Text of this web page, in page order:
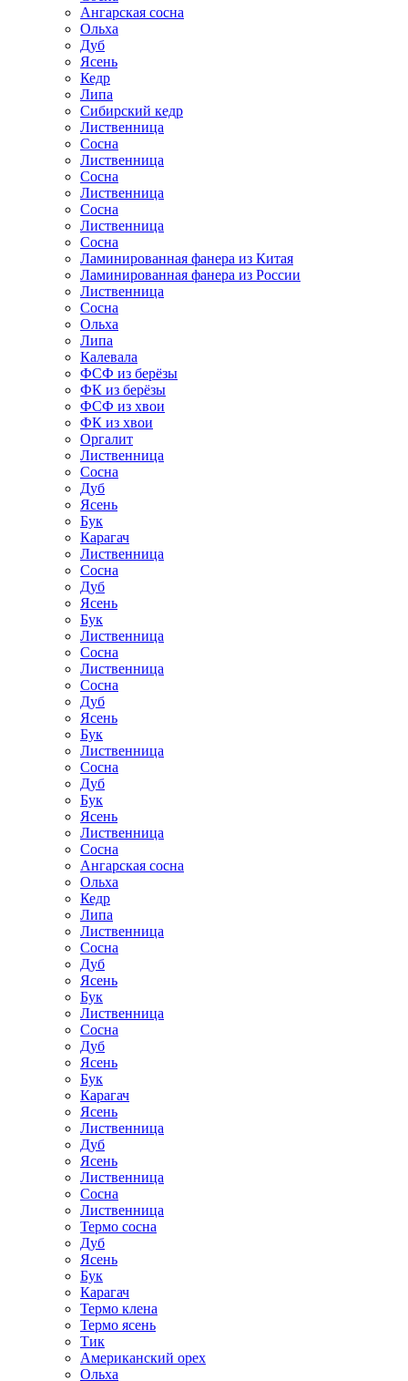
Ангарская сосна
Ольха
Дуб
Ясень
Кедр
Липа
Сибирский кедр
Лиственница
Сосна
Лиственница
Сосна
Лиственница
Сосна
Лиственница
Сосна
Ламинированная фанера из Китая
Ламинированная фанера из России
Лиственница
Сосна
Ольха
Липа
Калевала
ФСФ из берёзы
ФК из берёзы
ФСФ из хвои
ФК из хвои
Оргалит
Лиственница
Сосна
Дуб
Ясень
Бук
Карагач
Лиственница
Сосна
Дуб
Ясень
Бук
Лиственница
Сосна
Лиственница
Сосна
Дуб
Ясень
Бук
Лиственница
Сосна
Дуб
Бук
Ясень
Лиственница
Сосна
Ангарская сосна
Ольха
Кедр
Липа
Лиственница
Сосна
Дуб
Ясень
Бук
Лиственница
Сосна
Дуб
Ясень
Бук
Карагач
Ясень
Лиственница
Дуб
Ясень
Лиственница
Сосна
Лиственница
Термо сосна
Дуб
Ясень
Бук
Карагач
Термо клена
Термо ясень
Тик
Американский орех
Ольха